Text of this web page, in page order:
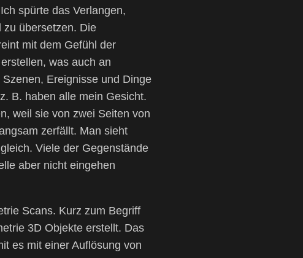
spürte das Verlangen,
zu übersetzen. Die
mit dem Gefühl der
was auch an
Ereignisse und Dinge
B. haben alle mein Gesicht.
weil sie von zwei Seiten von
zerfällt. Man sieht
Viele der Gegenstände
aber nicht eingehen
Scans. Kurz zum Begriff
3D Objekte erstellt. Das
es mit einer Auflösung von